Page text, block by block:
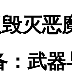
灭恶
：武器